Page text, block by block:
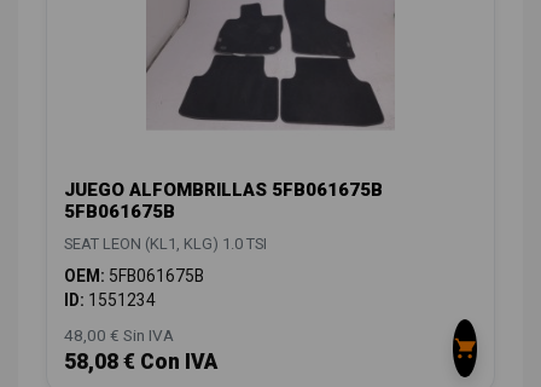
JUEGO ALFOMBRILLAS 5FB061675B
5FB061675B
SEAT LEON (KL1, KLG) 1.0 TSI
OEM: 5FB061675B
ID: 1551234
48,00 € Sin IVA
58,08 € Con IVA